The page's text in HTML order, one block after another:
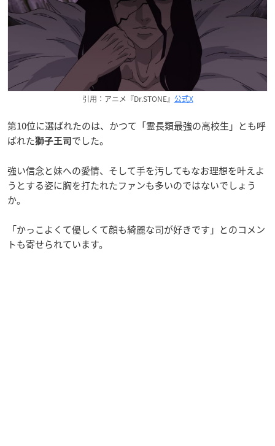
引用：アニメ『Dr.STONE』 公式X
第10位に選ばれたのは、かつて「霊長類最強の高校生」とも呼
ばれた獅子王司 でした。
強い信念と妹への愛情、そして手を汚してもなお理想を叶えよ
うとする姿に胸を打たれたファンも多いのではないでしょう
か。
「かっこよくて優しくて顔も綺麗な司が好きです」とのコメン
トも寄せられています。